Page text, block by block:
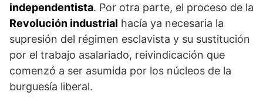
independentista. Por otra parte, el proceso de la
Revolución industrial hacía ya necesaria la
supresión del régimen esclavista y su sustitución
por el trabajo asalariado, reivindicación que
comenzó a ser asumida por los núcleos de la
burguesía liberal.